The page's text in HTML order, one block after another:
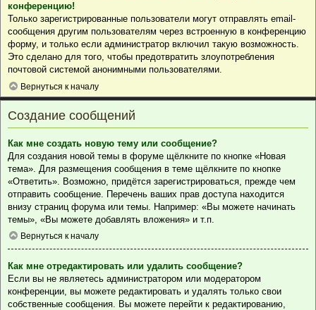
конференцию!
Только зарегистрированные пользователи могут отправлять email-
сообщения другим пользователям через встроенную в конференцию
форму, и только если администратор включил такую возможность.
Это сделано для того, чтобы предотвратить злоупотребления
почтовой системой анонимными пользователями.
Вернуться к началу
Создание сообщений
Как мне создать новую тему или сообщение?
Для создания новой темы в форуме щёлкните по кнопке «Новая
тема». Для размещения сообщения в теме щёлкните по кнопке
«Ответить». Возможно, придётся зарегистрироваться, прежде чем
отправить сообщение. Перечень ваших прав доступа находится
внизу страниц форума или темы. Например: «Вы можете начинать
темы», «Вы можете добавлять вложения» и т.п.
Вернуться к началу
Как мне отредактировать или удалить сообщение?
Если вы не являетесь администратором или модератором
конференции, вы можете редактировать и удалять только свои
собственные сообщения. Вы можете перейти к редактированию,